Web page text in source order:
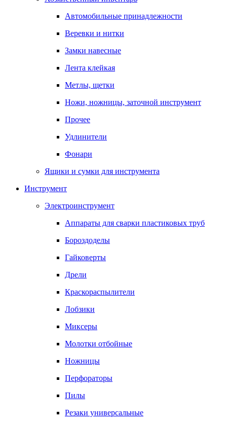
Автомобильные принадлежности
Веревки и нитки
Замки навесные
Лента клейкая
Метлы, щетки
Ножи, ножницы, заточной инструмент
Прочее
Удлинители
Фонари
Ящики и сумки для инструмента
Инструмент
Электроинструмент
Аппараты для сварки пластиковых труб
Бороздоделы
Гайковерты
Дрели
Краскораспылители
Лобзики
Миксеры
Молотки отбойные
Ножницы
Перфораторы
Пилы
Резаки универсальные